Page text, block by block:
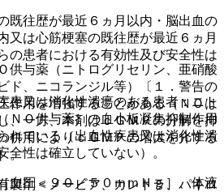
与薬（ニトログリセリン、亜硝酸
ド、ニコランジル等）〔１．警告の
作用を増強することがある（ＮＯは
、一方、本剤はｃＧＭＰの分解を抑
併用によりｃＧＭＰの増大を介する
。
製剤＜ノービア、カレトラ、パキロ
既往歴が最近６ヵ月以内・脳出血の
又は心筋梗塞の既往歴が最近６ヵ月
の患者における有効性及び安全性は
又は消化性潰瘍のある患者：ニト
ＮＯ供与薬）の血小板凝集抑制作用
れている（出血性疾患又は消化性潰
全性は確立していない）。
血圧＜９０／５０ｍｍＨｇ］、体液